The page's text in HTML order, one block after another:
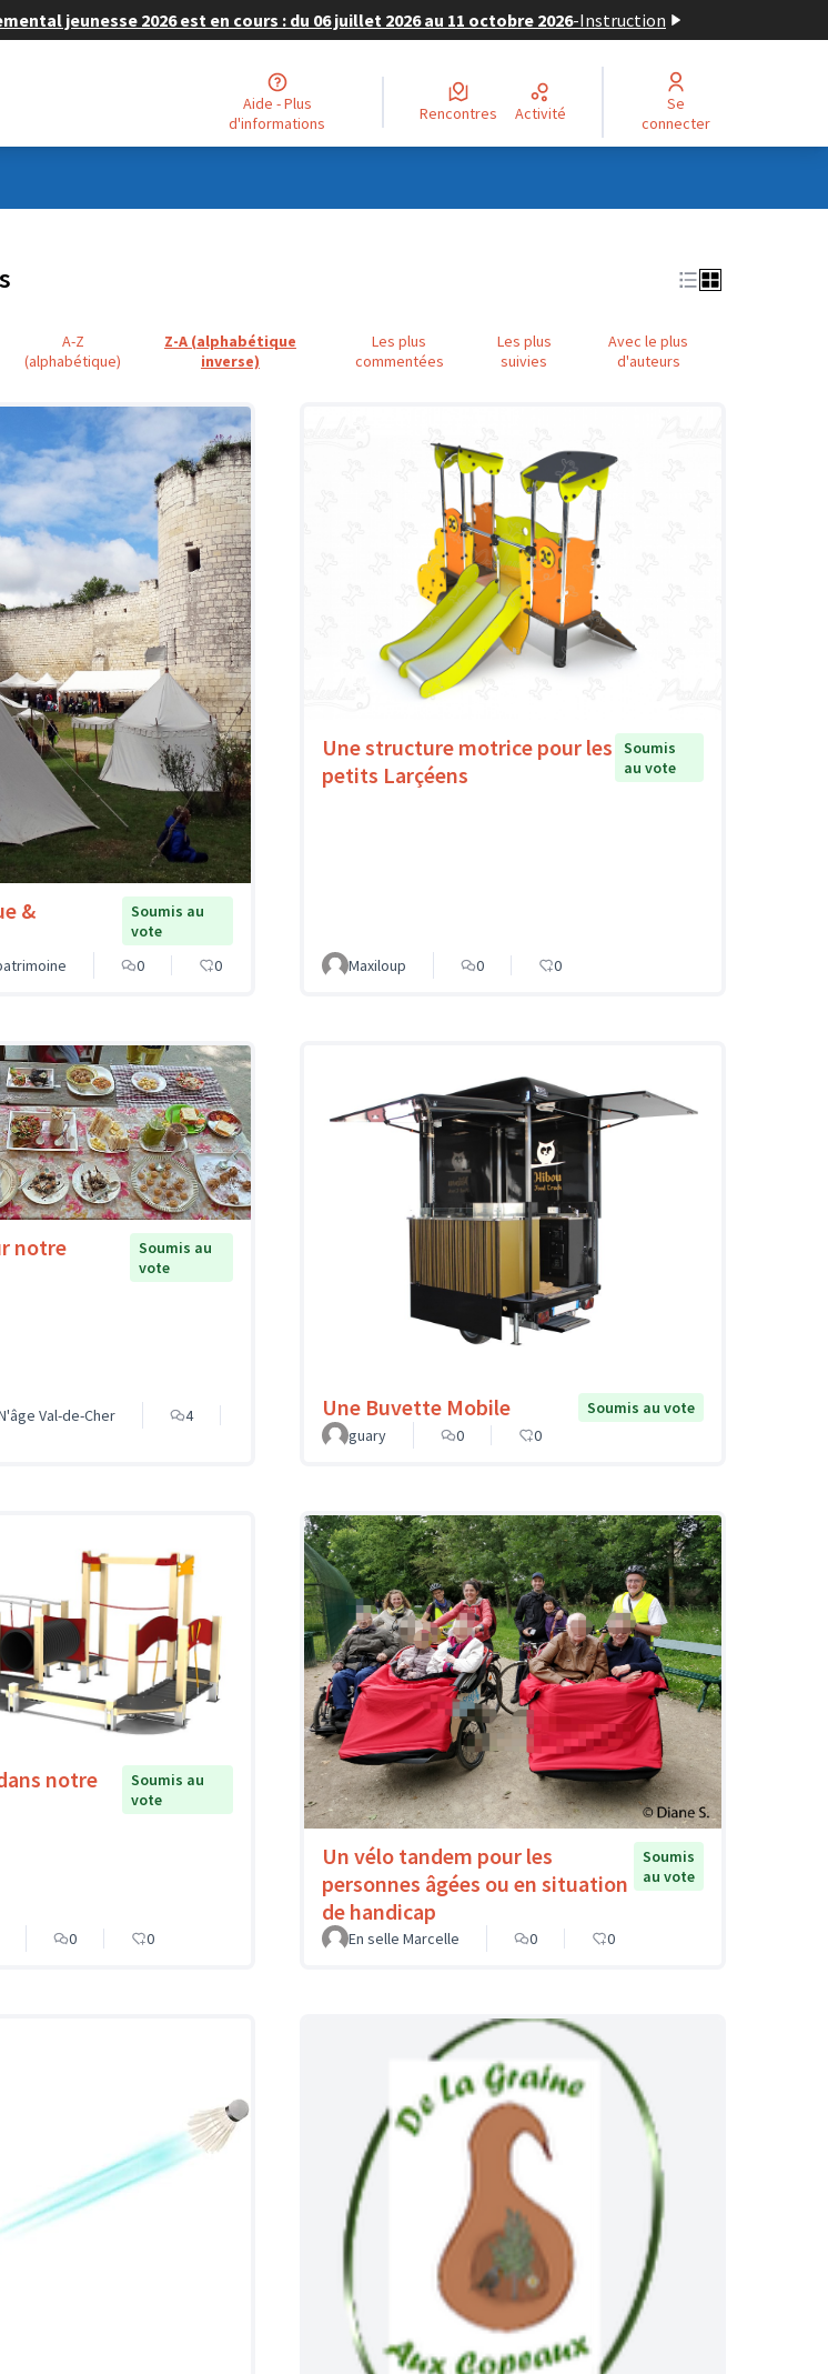
jeunesse 2026 est en cours : du 06 juillet 2026 au 11 octobre 2026-Instruction
Aide - Plus
d'informations
Rencontres Activité
Se
connecter
A-Z
(alphabétique)
Z-A (alphabétique
inverse)
Les plus
commentées
Les plus
suivies
Avec le plus
d'auteurs
&
Soumis au
vote
0 0
Une structure motrice pour les
petits Larçéens
Soumis
au vote
Maxiloup 0 0
notre
Soumis au
vote
Val-de-Cher
4
Une Buvette Mobile
Soumis au vote
guary
0 0
notre
Soumis au
vote
0 0
Un vélo tandem pour les
personnes âgées ou en situation
de handicap
Soumis
au vote
En selle Marcelle 0 0